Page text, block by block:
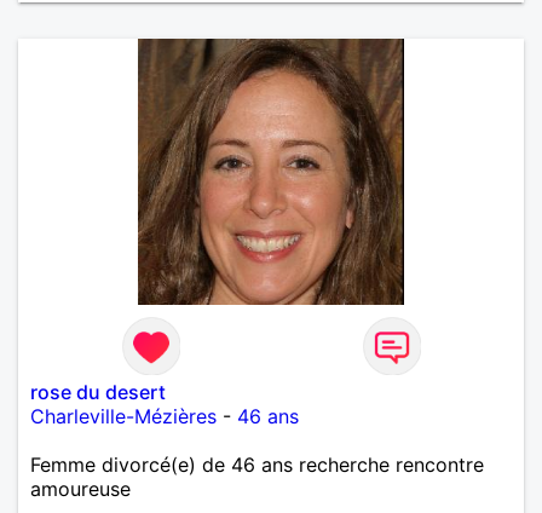
rose du desert
Charleville-Mézières - 46 ans
Femme divorcé(e) de 46 ans recherche rencontre
amoureuse